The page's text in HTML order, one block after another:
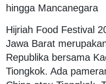
hingga Mancanegara
Hijriah Food Festival
Jawa Barat
Republika bersama
Tiongkok. Ada